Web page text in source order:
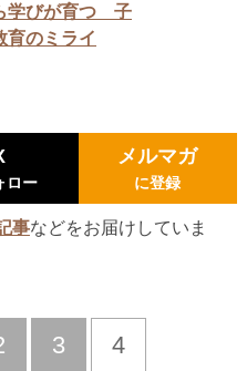
学びが育つ 子
育のミライ
ロー
メルマガ
に登録
事などをお届けしていま
3 4